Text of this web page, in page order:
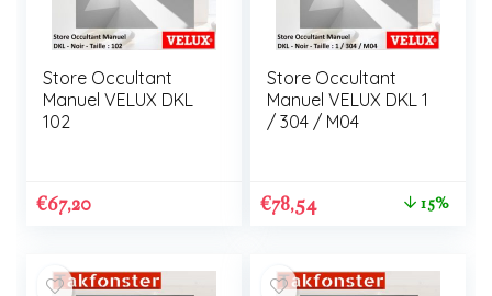
Store Occultant
Manuel VELUX DKL
102
€67,20
Store Occultant
Manuel VELUX DKL 1
/ 304 / M04
€78,54 15%